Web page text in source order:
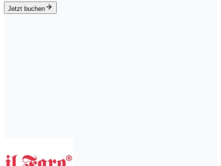
Jetzt buchen